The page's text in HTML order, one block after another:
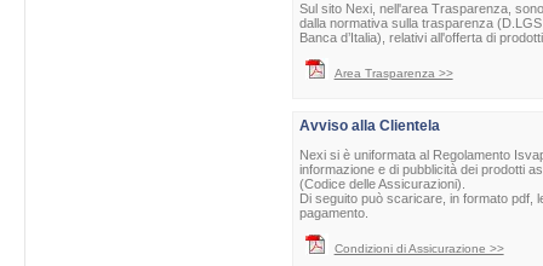
Sul sito Nexi, nell'area Trasparenza,
dalla normativa sulla trasparenza
Banca d’Italia), relativi all'offerta di
Area Trasparenza >>
Avviso alla Clientela
Nexi si è uniformata al Regolamento
informazione e di pubblicità dei prodotti
(Codice delle Assicurazioni).
Di seguito può scaricare, in formato pdf,
pagamento.
Condizioni di Assicurazione >>